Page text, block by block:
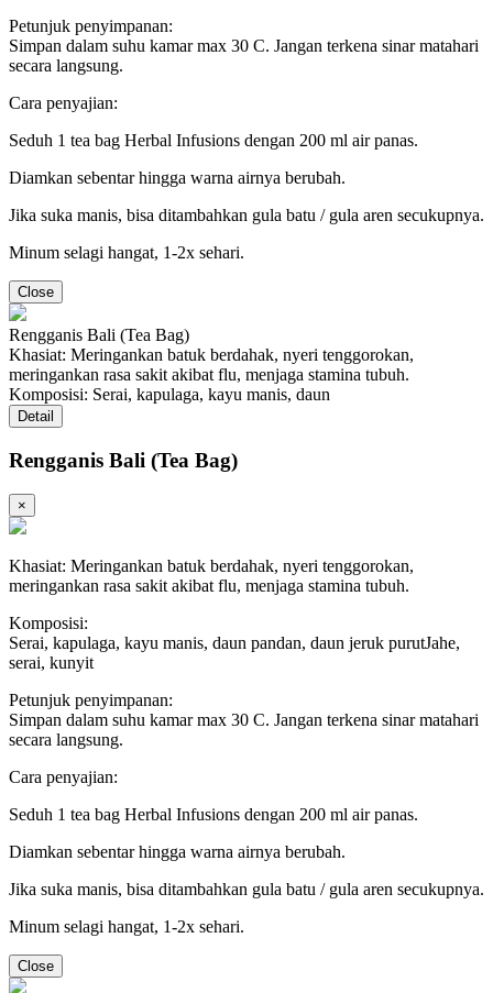
Petunjuk penyimpanan:
Simpan dalam suhu kamar max 30 C. Jangan terkena sinar matahari
secara langsung.
Cara penyajian:
Seduh 1 tea bag Herbal Infusions dengan 200 ml air panas.
Diamkan sebentar hingga warna airnya berubah.
Jika suka manis, bisa ditambahkan gula batu / gula aren secukupnya.
Minum selagi hangat, 1-2x sehari.
Close
Rengganis Bali (Tea Bag)
Khasiat: Meringankan batuk berdahak, nyeri tenggorokan,
meringankan rasa sakit akibat flu, menjaga stamina tubuh.
Komposisi: Serai, kapulaga, kayu manis, daun
Detail
Rengganis Bali (Tea Bag)
×
Khasiat: Meringankan batuk berdahak, nyeri tenggorokan,
meringankan rasa sakit akibat flu, menjaga stamina tubuh.
Komposisi:
Serai, kapulaga, kayu manis, daun pandan, daun jeruk purutJahe,
serai, kunyit
Petunjuk penyimpanan:
Simpan dalam suhu kamar max 30 C. Jangan terkena sinar matahari
secara langsung.
Cara penyajian:
Seduh 1 tea bag Herbal Infusions dengan 200 ml air panas.
Diamkan sebentar hingga warna airnya berubah.
Jika suka manis, bisa ditambahkan gula batu / gula aren secukupnya.
Minum selagi hangat, 1-2x sehari.
Close